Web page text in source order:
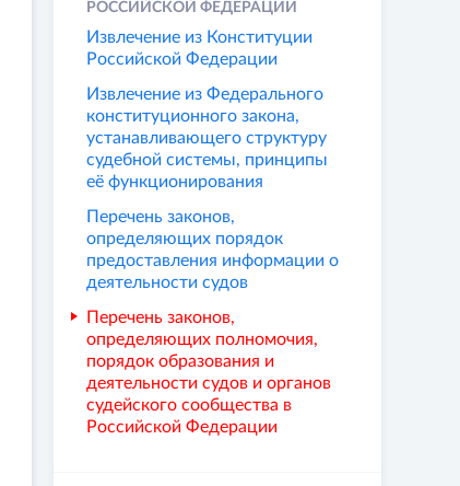
РОССИЙСКОЙ ФЕДЕРАЦИИ
Извлечение из Конституции
Российской Федерации
Извлечение из Федерального
конституционного закона,
устанавливающего структуру
судебной системы, принципы
её функционирования
Перечень законов,
определяющих порядок
предоставления информации о
деятельности судов
Перечень законов,
определяющих полномочия,
порядок образования и
деятельности судов и органов
судейского сообщества в
Российской Федерации